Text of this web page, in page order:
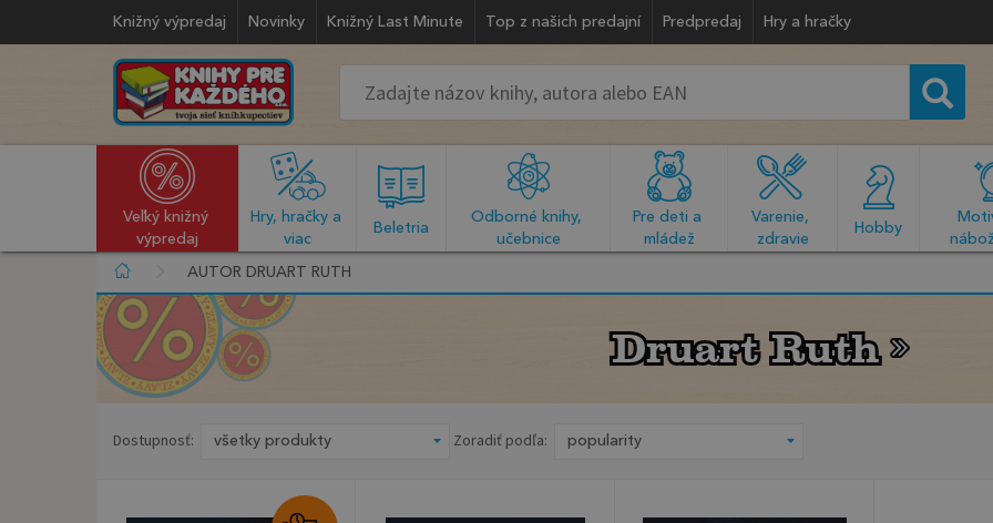
Knižný výpredaj Novinky Knižný Last Minute Top z našich predajní Predpredaj Hry a hračky
Veľký knižný
výpredaj
Hry, hračky a
viac
Beletria
Odborné knihy,
učebnice
Pre deti a
mládež
Varenie,
zdravie
Hobby
AUTOR DRUART RUTH
Druart Ruth
Druart Ruth
Dostupnosť: Zoradiť podľa: